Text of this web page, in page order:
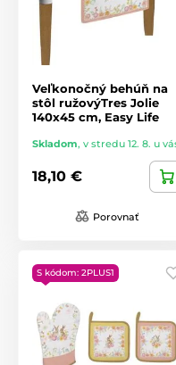
Veľkonočný behúň na
stôl ružovýTres Jolie
140x45 cm, Easy Life
Skladom, v stredu 12. 8. u
18,10 €
Porovnať
S kódom: 2PLUS1